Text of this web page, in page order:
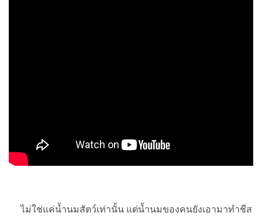
ไม่ใช่แค่น้ำนมสัตว์เท่านั้น แต่น้ำนมของคนยังเอามาทำชีส